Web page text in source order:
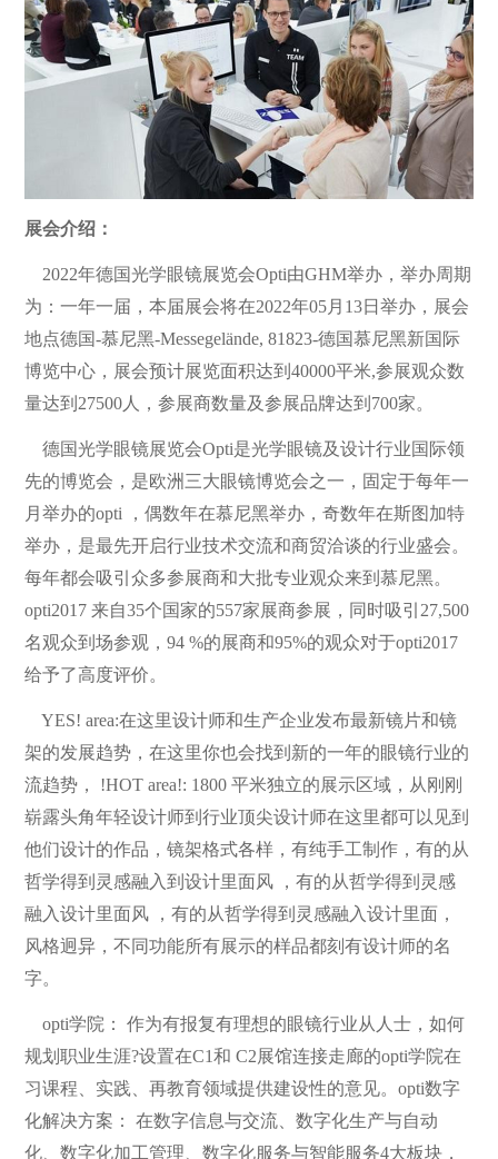
展会介绍：
2022年德国光学眼镜展览会Opti由GHM举办，举办周期
为：一年一届，本届展会将在2022年05月13日举办，展会
地点德国-慕尼黑-Messegelände, 81823-德国慕尼黑新国际
博览中心，展会预计展览面积达到40000平米,参展观众数
量达到27500人，参展商数量及参展品牌达到700家。
德国光学眼镜展览会Opti是光学眼镜及设计行业国际领
先的博览会，是欧洲三大眼镜博览会之一，固定于每年一
月举办的opti ，偶数年在慕尼黑举办，奇数年在斯图加特
举办，是最先开启行业技术交流和商贸洽谈的行业盛会。
每年都会吸引众多参展商和大批专业观众来到慕尼黑。
opti2017 来自35个国家的557家展商参展，同时吸引27,500
名观众到场参观，94 %的展商和95%的观众对于opti2017
给予了高度评价。
YES! area:在这里设计师和生产企业发布最新镜片和镜
架的发展趋势，在这里你也会找到新的一年的眼镜行业的
流趋势， !HOT area!: 1800 平米独立的展示区域，从刚刚
崭露头角年轻设计师到行业顶尖设计师在这里都可以见到
他们设计的作品，镜架格式各样，有纯手工制作，有的从
哲学得到灵感融入到设计里面风 ，有的从哲学得到灵感
融入设计里面风 ，有的从哲学得到灵感融入设计里面，
风格迥异，不同功能所有展示的样品都刻有设计师的名
字。
opti学院： 作为有报复有理想的眼镜行业从人士，如何
规划职业生涯?设置在C1和 C2展馆连接走廊的opti学院在
习课程、实践、再教育领域提供建设性的意见。opti数字
化解决方案： 在数字信息与交流、数字化生产与自动
化、数字化加工管理、数字化服务与智能服务4大板块，